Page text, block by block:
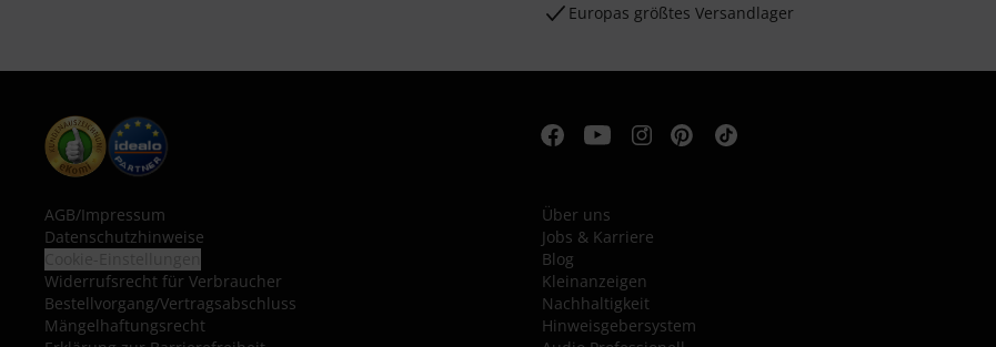
Europas größtes Versandlager
AGB/Impressum
Datenschutzhinweise
Widerrufsrecht für Verbraucher
Bestellvorgang/Vertragsabschluss
Mängelhaftungsrecht
Über uns
Jobs & Karriere
Blog
Kleinanzeigen
Nachhaltigkeit
Hinweisgebersystem